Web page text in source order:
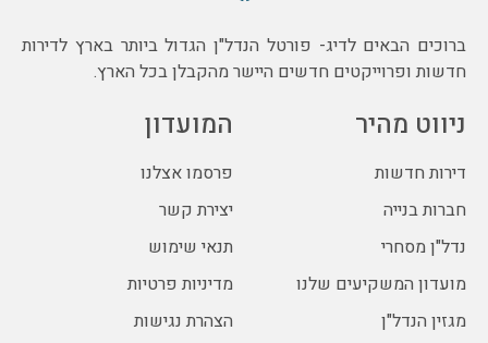
ברוכים הבאים לדיג- פורטל הנדל"ן הגדול ביותר בארץ לדירות
חדשות ופרוייקטים חדשים היישר מהקבלן בכל הארץ.
ניווט מהיר
דירות חדשות
חברות בנייה
נדל"ן מסחרי
מועדון המשקיעים שלנו
מגזין הנדל"ן
המועדון
פרסמו אצלנו
יצירת קשר
תנאי שימוש
מדיניות פרטיות
הצהרת נגישות